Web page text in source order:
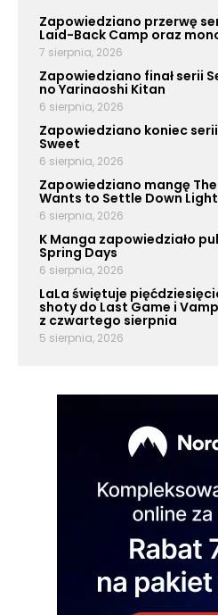
Zapowiedziano przerwę
Laid-Back Camp oraz
7 sierpnia, 2026
Zapowiedziano finał serii
no Yarinaoshi Kitan
6 sierpnia, 2026
Zapowiedziano koniec serii
Sweet
6 sierpnia, 2026
Zapowiedziano mangę
Wants to Settle Down Light
6 sierpnia, 2026
K Manga zapowiedziało
Spring Days
6 sierpnia, 2026
LaLa świętuje
shoty do Last Game i
z czwartego sierpnia
5 sierpnia, 2026